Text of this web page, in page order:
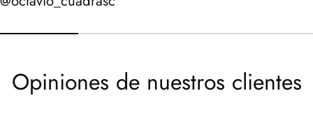
Opiniones de nuestros clientes